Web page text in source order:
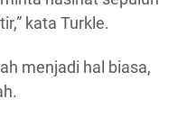
kata Turkle.
menjadi hal biasa,